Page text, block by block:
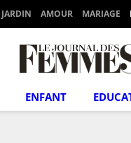
JARDIN AMOUR MARIAGE
ENFANT